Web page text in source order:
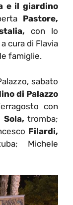
e il giardino
Pastore,
con lo
cura di Flavia
famiglie.
sabato
di Palazzo
con
Sola, tromba;
Filardi,
Michele